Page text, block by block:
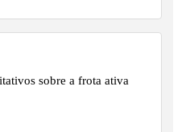
sobre a frota ativa